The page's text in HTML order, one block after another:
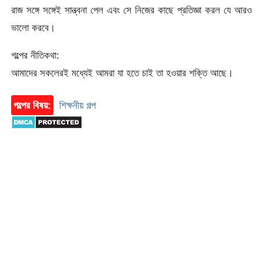
রাজ সঙ্গে সঙ্গেই সান্ত্বনা পেল এবং সে নিজের কাছে প্রতিজ্ঞা করল যে আরও
ভালো করবে।
গল্পের নীতিকথা:
আমাদের সকলেরই মধ্যেই আমরা যা হতে চাই তা হওয়ার শক্তি আছে।
গল্পের বিষয়: শিক্ষনীয় গল্প